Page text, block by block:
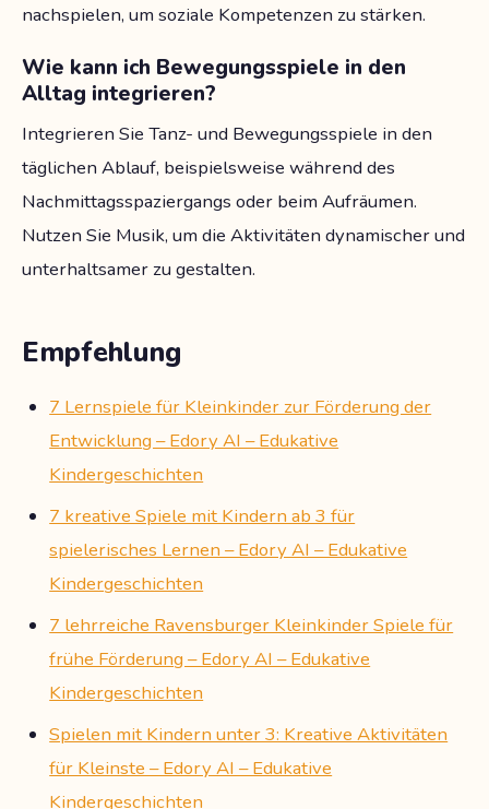
nachspielen, um soziale Kompetenzen zu stärken.
Wie kann ich Bewegungsspiele in den
Alltag integrieren?
Integrieren Sie Tanz- und Bewegungsspiele in den
täglichen Ablauf, beispielsweise während des
Nachmittagsspaziergangs oder beim Aufräumen.
Nutzen Sie Musik, um die Aktivitäten dynamischer und
unterhaltsamer zu gestalten.
Empfehlung
7 Lernspiele für Kleinkinder zur Förderung der
Entwicklung – Edory AI – Edukative
Kindergeschichten
7 kreative Spiele mit Kindern ab 3 für
spielerisches Lernen – Edory AI – Edukative
Kindergeschichten
7 lehrreiche Ravensburger Kleinkinder Spiele für
frühe Förderung – Edory AI – Edukative
Kindergeschichten
Spielen mit Kindern unter 3: Kreative Aktivitäten
für Kleinste – Edory AI – Edukative
Kindergeschichten